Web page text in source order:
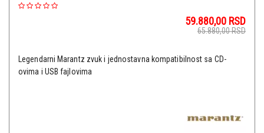
59.880,00 RSD
65.880,00RSD
Legendarni Marantz zvuk i jednostavna kompatibilnost sa CD-
ovima i USB fajlovima